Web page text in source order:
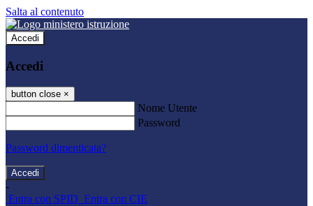
Salta al contenuto
Accedi
Accedi
button close ×
Nome Utente
Password
Password dimenticata?
-
Entra con SPID Entra con CIE